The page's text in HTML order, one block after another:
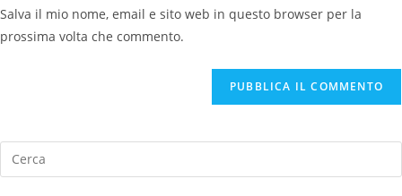
Salva il mio nome, email e sito web in questo browser per la
prossima volta che commento.